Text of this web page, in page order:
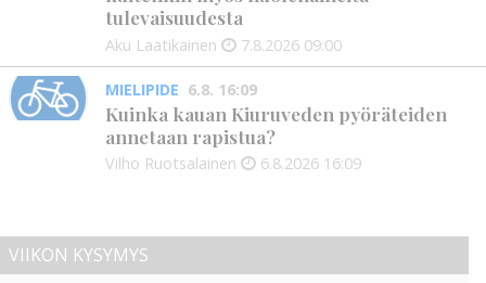
tulevaisuudesta
Aku Laatikainen 7.8.2026 09:00
MIELIPIDE 6.8. 16:09
Kuinka kauan Kiuruveden pyöräteiden
annetaan rapistua?
Vilho Ruotsalainen 6.8.2026 16:09
VIIKON KYSYMYS